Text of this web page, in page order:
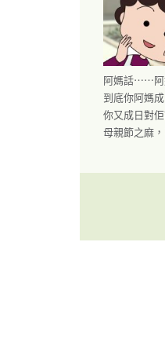
阿媽話⋯⋯
到底你阿媽
你又成日對
母親節之麻